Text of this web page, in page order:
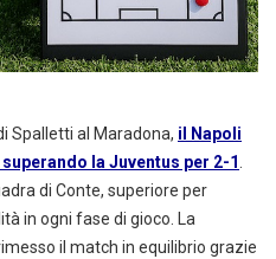
Spalletti al Maradona, il Napoli
la Juventus per 2-1.
di Conte, superiore per
in ogni fase di gioco. La
il match in equilibrio grazie